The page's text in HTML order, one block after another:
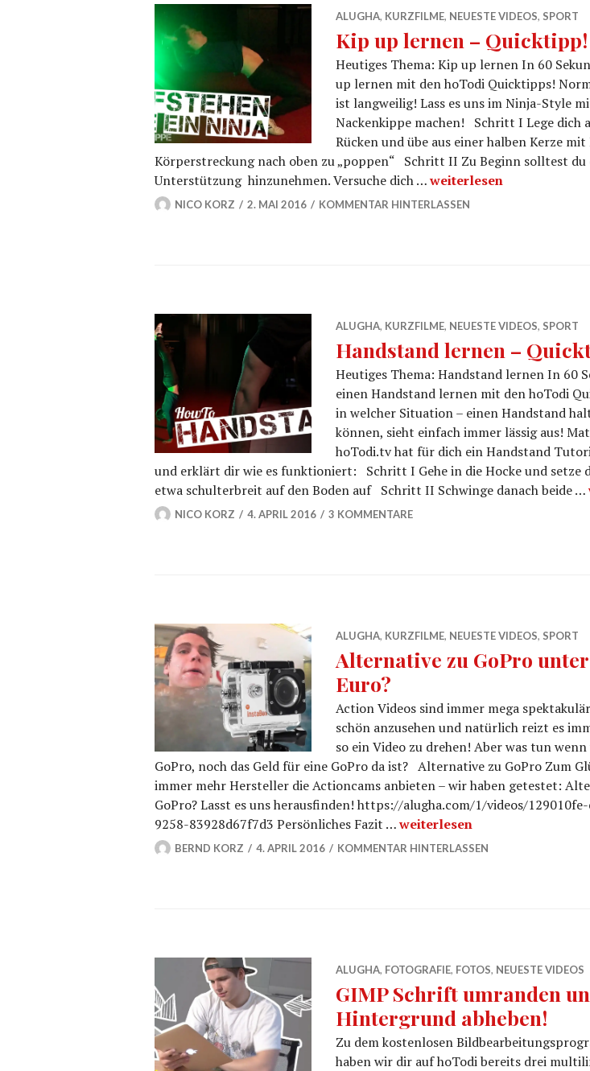
ALUGHA, KURZFILME, NEUESTE VIDEOS, SPORT
Kip up lernen – Quicktipp!
Heutiges Thema: Kip up lernen In 60
up lernen mit den hoTodi Quicktipps!
ist langweilig! Lass es uns im Ninja-Style
Nackenkippe machen! Schritt I Lege dich
Rücken und übe aus einer halben Kerze
Körperstreckung nach oben zu „poppen“ Schritt II Zu Beginn solltest du
Unterstützung hinzunehmen. Versuche dich …Kip up lernen – Quicktipp!
weiterlesen
NICO KORZ 2. MAI 2016 KOMMENTAR HINTERLASSEN
ALUGHA, KURZFILME, NEUESTE VIDEOS, SPORT
Handstand lernen –
Heutiges Thema: Handstand lernen In 60
einen Handstand lernen mit den hoTodi
in welcher Situation – einen Handstand
können, sieht einfach immer lässig aus!
hoTodi.tv hat für dich ein Handstand
und erklärt dir wie es funktioniert: Schritt I Gehe in die Hocke und setze
etwa schulterbreit auf den Boden auf Schritt II Schwinge danach beide …
NICO KORZ 4. APRIL 2016 3 KOMMENTARE
ALUGHA, KURZFILME, NEUESTE VIDEOS, SPORT
Alternative zu GoPro unter
Euro?
Action Videos sind immer mega
schön anzusehen und natürlich reizt es
so ein Video zu drehen! Aber was tun
GoPro, noch das Geld für eine GoPro da ist? Alternative zu GoPro Zum
immer mehr Hersteller die Actioncams anbieten – wir haben getestet:
GoPro? Lasst es uns herausfinden! https://alugha.com/1/videos/
9258-83928d67f7d3 Persönliches Fazit …Alternative zu GoPro unter 100
weiterlesen
BERND KORZ 4. APRIL 2016 KOMMENTAR HINTERLASSEN
ALUGHA, FOTOGRAFIE, FOTOS, NEUESTE VIDEOS
GIMP Schrift umranden
Hintergrund abheben!
Zu dem kostenlosen
haben wir dir auf hoTodi bereits drei